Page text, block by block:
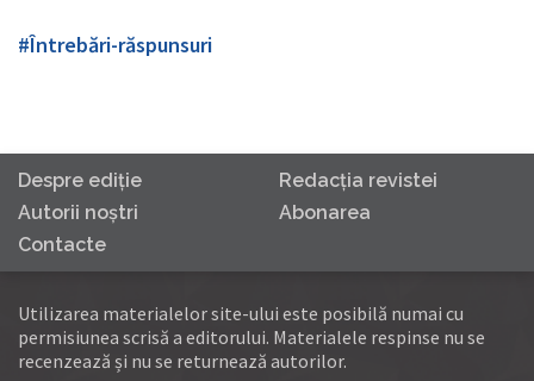
#Întrebări-răspunsuri
Despre ediţie
Redacţia revistei
Autorii noştri
Abonarea
Contacte
Utilizarea materialelor site-ului este posibilă numai cu
permisiunea scrisă a editorului. Materialele respinse nu se
recenzează și nu se returnează autorilor.